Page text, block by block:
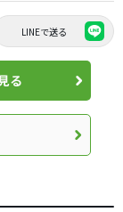
LINEで送る
る